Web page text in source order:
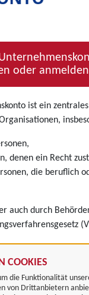
COOKIES
die Funktionalität
von Drittanbietern
oder anmelden
ist ein
denen ein Recht
die beruflich
auch durch